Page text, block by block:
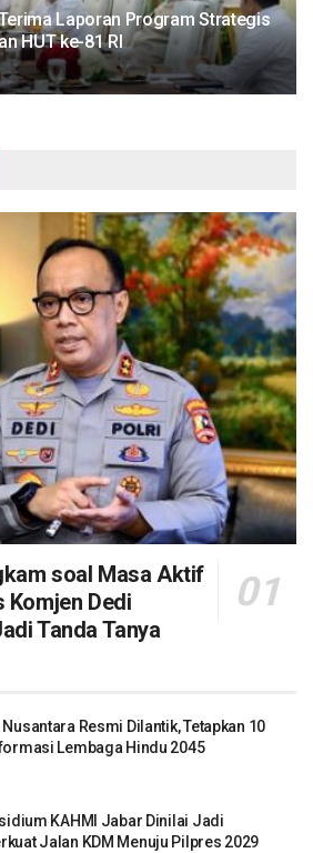
Laporan Program Strategis
HUT ke-81 RI
soal Masa Aktif
Komjen Dedi
Tanda Tanya
Resmi Dilantik, Tetapkan 10
Lembaga Hindu 2045
KAHMI Jabar Dinilai Jadi
Jalan KDM Menuju Pilpres 2029